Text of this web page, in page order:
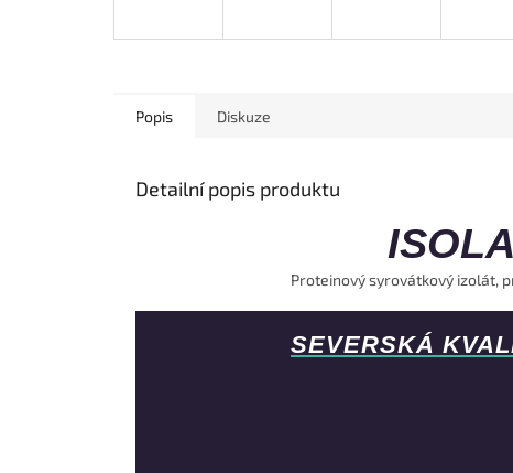
Popis Diskuze
Detailní popis produktu
Proteinový syrovátkový izolát,
SEVERSKÁ